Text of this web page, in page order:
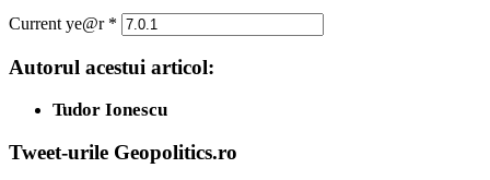
Current ye@r *
Autorul acestui articol:
Tudor Ionescu
Tweet-urile Geopolitics.ro